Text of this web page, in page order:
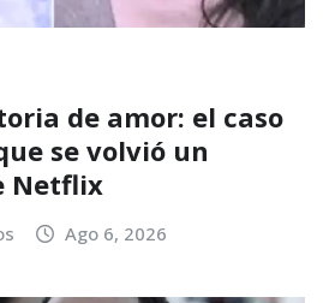
de amor: el caso
se volvió un
Netflix
Ago 6, 2026